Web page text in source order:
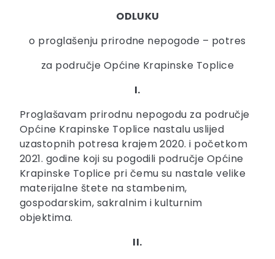
ODLUKU
o proglašenju prirodne nepogode – potres
za područje Općine Krapinske Toplice
I.
Proglašavam prirodnu nepogodu za područje
Općine Krapinske Toplice nastalu uslijed
uzastopnih potresa krajem 2020. i početkom
2021. godine koji su pogodili područje Općine
Krapinske Toplice pri čemu su nastale velike
materijalne štete na stambenim,
gospodarskim, sakralnim i kulturnim
objektima.
II.